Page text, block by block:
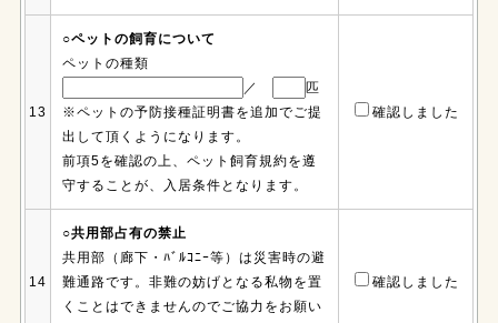
13
○ペットの飼育について
ペットの種類
／
匹
※ペットの予防接種証明書を追加でご提
出して頂くようになります。
前項5を確認の上、ペット飼育規約を遵
守することが、入居条件となります。
確認しました
14
○共用部占有の禁止
共用部（廊下・ﾊﾞﾙｺﾆｰ等）は災害時の避
難通路です。非難の妨げとなる私物を置
くことはできませんのでご協力をお願い
確認しました